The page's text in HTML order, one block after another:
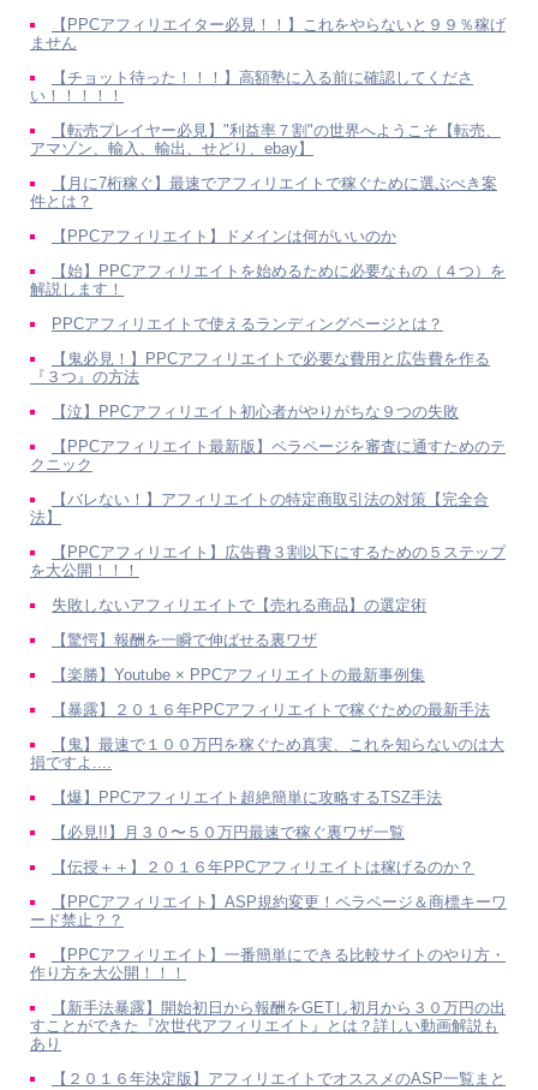
【PPCアフィリエイター必見！！】これをやらないと９９％稼げ
ません
【チョット待った！！！】高額塾に入る前に確認してくださ
い！！！！！
【転売プレイヤー必見】"利益率７割"の世界へようこそ【転売、
アマゾン、輸入、輸出、せどり、ebay】
【月に7桁稼ぐ】最速でアフィリエイトで稼ぐために選ぶべき案
件とは？
【PPCアフィリエイト】ドメインは何がいいのか
【始】PPCアフィリエイトを始めるために必要なもの（４つ）を
解説します！
PPCアフィリエイトで使えるランディングページとは？
【鬼必見！】PPCアフィリエイトで必要な費用と広告費を作る
『３つ』の方法
【泣】PPCアフィリエイト初心者がやりがちな９つの失敗
【PPCアフィリエイト最新版】ペラページを審査に通すためのテ
クニック
【バレない！】アフィリエイトの特定商取引法の対策【完全合
法】
【PPCアフィリエイト】広告費３割以下にするための５ステップ
を大公開！！！
失敗しないアフィリエイトで【売れる商品】の選定術
【驚愕】報酬を一瞬で伸ばせる裏ワザ
【楽勝】Youtube × PPCアフィリエイトの最新事例集
【暴露】２０１６年PPCアフィリエイトで稼ぐための最新手法
【鬼】最速で１００万円を稼ぐため真実、これを知らないのは大
損ですよ....
【爆】PPCアフィリエイト超絶簡単に攻略するTSZ手法
【必見!!】月３０〜５０万円最速で稼ぐ裏ワザ一覧
【伝授＋＋】２０１６年PPCアフィリエイトは稼げるのか？
【PPCアフィリエイト】ASP規約変更！ペラページ＆商標キーワ
ード禁止？？
【PPCアフィリエイト】一番簡単にできる比較サイトのやり方・
作り方を大公開！！！
【新手法暴露】開始初日から報酬をGETし初月から３０万円の出
すことができた『次世代アフィリエイト』とは？詳しい動画解説も
あり
【２０１６年決定版】アフィリエイトでオススメのASP一覧まと